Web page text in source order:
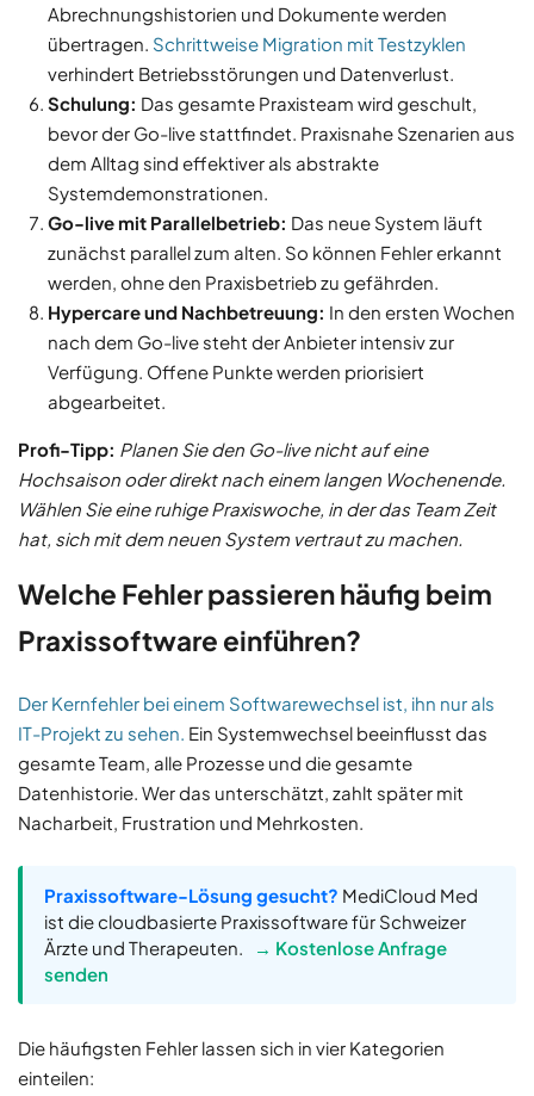
Abrechnungshistorien und Dokumente werden
übertragen. Schrittweise Migration mit Testzyklen
verhindert Betriebsstörungen und Datenverlust.
Schulung: Das gesamte Praxisteam wird geschult,
bevor der Go-live stattfindet. Praxisnahe Szenarien aus
dem Alltag sind effektiver als abstrakte
Systemdemonstrationen.
Go-live mit Parallelbetrieb: Das neue System läuft
zunächst parallel zum alten. So können Fehler erkannt
werden, ohne den Praxisbetrieb zu gefährden.
Hypercare und Nachbetreuung: In den ersten Wochen
nach dem Go-live steht der Anbieter intensiv zur
Verfügung. Offene Punkte werden priorisiert
abgearbeitet.
Profi-Tipp: Planen Sie den Go-live nicht auf eine
Hochsaison oder direkt nach einem langen Wochenende.
Wählen Sie eine ruhige Praxiswoche, in der das Team Zeit
hat, sich mit dem neuen System vertraut zu machen.
Welche Fehler passieren häufig beim
Praxissoftware einführen?
Der Kernfehler bei einem Softwarewechsel ist, ihn nur als
IT-Projekt zu sehen. Ein Systemwechsel beeinflusst das
gesamte Team, alle Prozesse und die gesamte
Datenhistorie. Wer das unterschätzt, zahlt später mit
Nacharbeit, Frustration und Mehrkosten.
Praxissoftware-Lösung gesucht? MediCloud Med
ist die cloudbasierte Praxissoftware für Schweizer
Ärzte und Therapeuten.
→ Kostenlose Anfrage
senden
Die häufigsten Fehler lassen sich in vier Kategorien
einteilen: